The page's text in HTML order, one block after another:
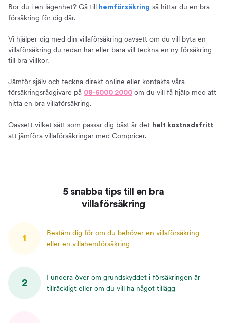
Omfattning
Lösöre – välj rätt försäkringsbelopp
Aktsamhetskrav
Självrisk
Åldersavdrag och maxgränser
Villkor - förköpsinformation och produktfaktablad
Bor du i en lägenhet? Gå till hemförsäkring så hittar du en bra
försäkring för dig där.
Vi hjälper dig med din villaförsäkring oavsett om du vill byta en
villaförsäkring du redan har eller bara vill teckna en ny försäkring
till bra villkor.
Jämför själv och teckna direkt online eller kontakta våra
försäkringsrådgivare på 08-5000 2000 om du vill få hjälp med att
hitta en bra villaförsäkring.
Oavsett vilket sätt som passar dig bäst är det helt kostnadsfritt
att jämföra villaförsäkringar med Compricer.
5 snabba tips till en bra
villaförsäkring
1
Bestäm dig för om du behöver en villaförsäkring
eller en villahemförsäkring
2
Fundera över om grundskyddet i försäkringen är
tillräckligt eller om du vill ha något tillägg